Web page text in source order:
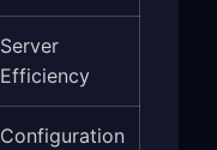
Server
Efficiency
Configuration